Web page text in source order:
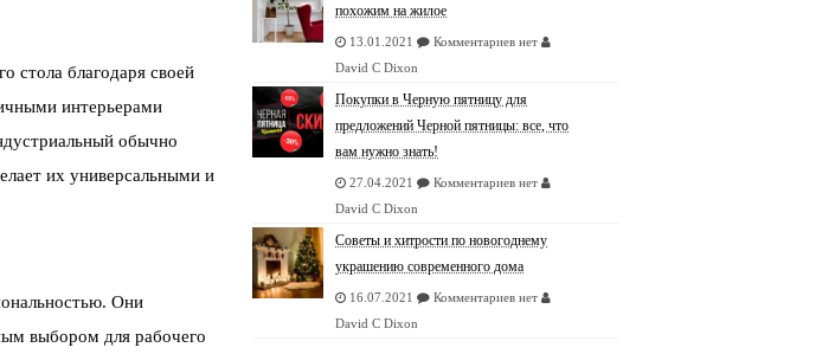
стола благодаря своей
интерьерами
обычно
их универсальными и
Они
выбором для рабочего
похожим на жилое
13.01.2021
Комментариев нет
David C Dixon
Покупки в Черную пятницу для
предложений Черной пятницы: все, что
вам нужно знать!
27.04.2021
Комментариев нет
David C Dixon
Советы и хитрости по новогоднему
украшению современного дома
16.07.2021
Комментариев нет
David C Dixon